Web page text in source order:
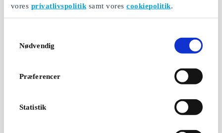
vores privatlivspolitik samt vorescookiepolitik.
Nødvendig
Præferencer
Statistik
Giv slip på hverdagen
Tid til selvforkælelse og